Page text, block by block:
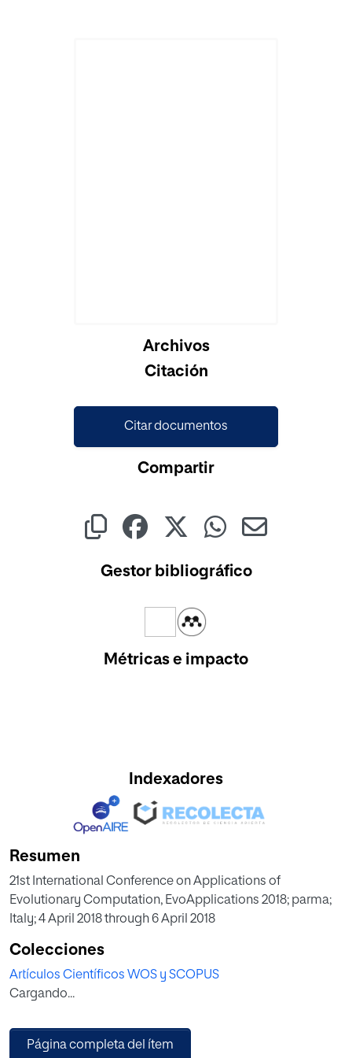
Archivos
Citación
Citar documentos
Compartir
Gestor bibliográfico
Métricas e impacto
Indexadores
Resumen
21st International Conference on Applications of
Evolutionary Computation, EvoApplications 2018; parma;
Italy; 4 April 2018 through 6 April 2018
Colecciones
Artículos Científicos WOS y SCOPUS
Cargando...
Página completa del ítem